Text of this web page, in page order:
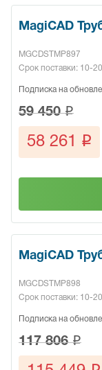
MagiCAD
MGCDSTMP897
Срок поставки: 10-
Подписка на
59 450q
58 261 q
MagiCAD
MGCDSTMP898
Срок поставки: 10-
Подписка на
117 806q